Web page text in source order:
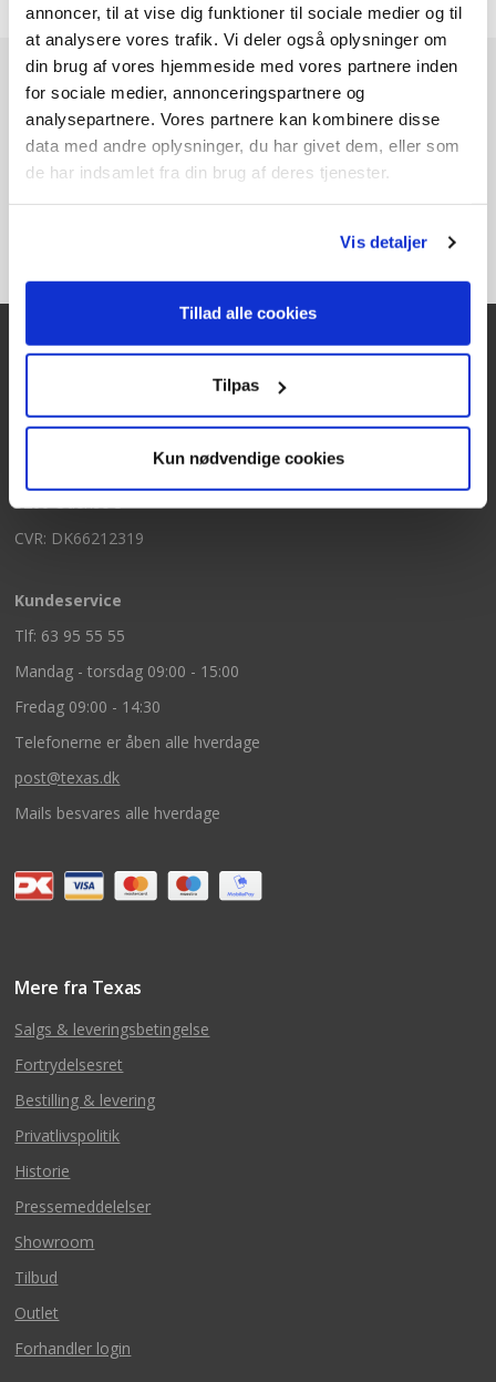
annoncer, til at vise dig funktioner til sociale medier og til
at analysere vores trafik. Vi deler også oplysninger om
din brug af vores hjemmeside med vores partnere inden
for sociale medier, annonceringspartnere og
analysepartnere. Vores partnere kan kombinere disse
data med andre oplysninger, du har givet dem, eller som
de har indsamlet fra din brug af deres tjenester.
Vis detaljer
Tillad alle cookies
Tilpas
Kun nødvendige cookies
Texas A/S
CVR: DK66212319
Kundeservice
Tlf: 63 95 55 55
Mandag - torsdag 09:00 - 15:00
Fredag 09:00 - 14:30
Telefonerne er åben alle hverdage
post@texas.dk
Mails besvares alle hverdage
Mere fra Texas
Salgs & leveringsbetingelse
Fortrydelsesret
Bestilling & levering
Privatlivspolitik
Historie
Pressemeddelelser
Showroom
Tilbud
Outlet
Forhandler login